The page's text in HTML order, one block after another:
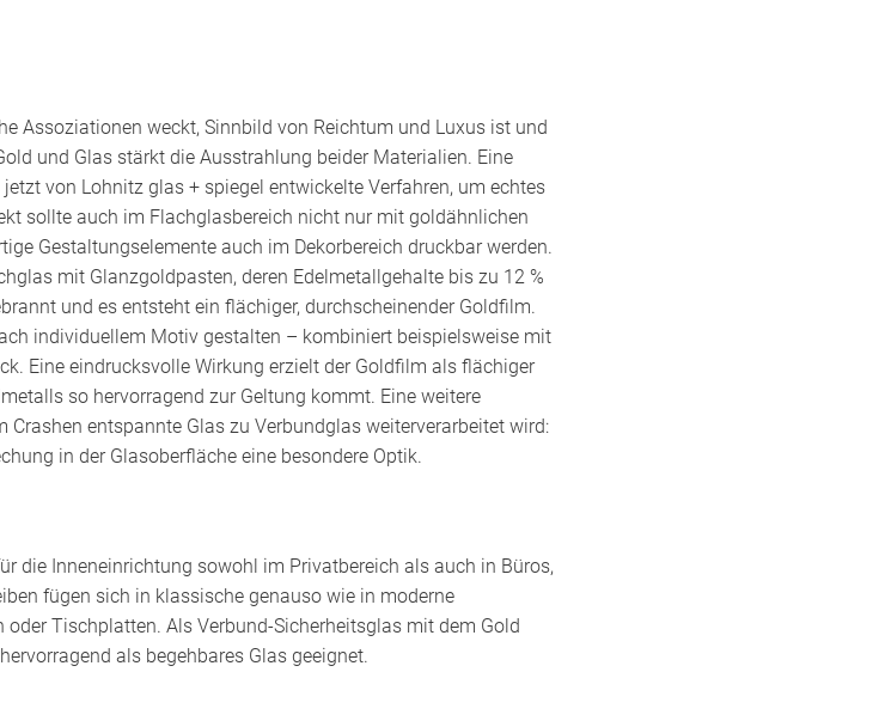
Assoziationen weckt, Sinnbild von Reichtum und Luxus ist und
und Glas stärkt die Ausstrahlung beider Materialien. Eine
von Lohnitz glas + spiegel entwickelte Verfahren, um echtes
sollte auch im Flachglasbereich nicht nur mit goldähnlichen
Gestaltungselemente auch im Dekorbereich druckbar werden.
mit Glanzgoldpasten, deren Edelmetallgehalte bis zu 12 %
und es entsteht ein flächiger, durchscheinender Goldfilm.
individuellem Motiv gestalten – kombiniert beispielsweise mit
Eine eindrucksvolle Wirkung erzielt der Goldfilm als flächiger
so hervorragend zur Geltung kommt. Eine weitere
entspannte Glas zu Verbundglas weiterverarbeitet wird:
in der Glasoberfläche eine besondere Optik.
die Inneneinrichtung sowohl im Privatbereich als auch in Büros,
fügen sich in klassische genauso wie in moderne
Tischplatten. Als Verbund-Sicherheitsglas mit dem Gold
als begehbares Glas geeignet.